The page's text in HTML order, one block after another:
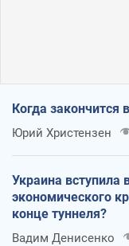
Когда закончится
Юрий Христензен
Украина вступила
экономического
конце туннеля?
Вадим Денисенко